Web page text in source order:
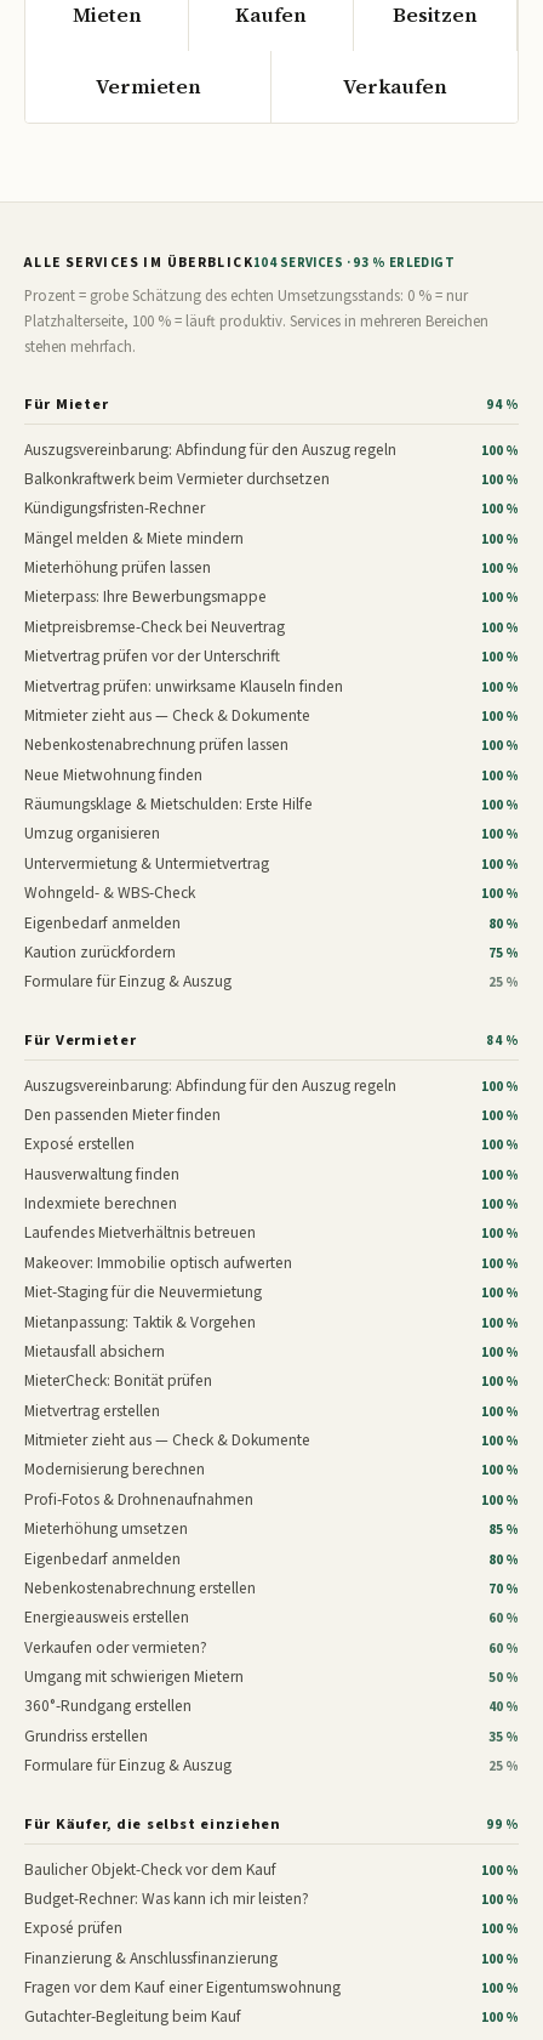
Mieten Kaufen Besitzen
Vermieten Verkaufen
ALLE SERVICES IM ÜBERBLICK104 SERVICES · 93 % ERLEDIGT
Prozent = grobe Schätzung des echten Umsetzungsstands: 0 % = nur
Platzhalterseite, 100 % = läuft produktiv. Services in mehreren Bereichen
stehen mehrfach.
Für Mieter 94 %
Auszugsvereinbarung: Abfindung für den Auszug regeln 100 %
Balkonkraftwerk beim Vermieter durchsetzen 100 %
Kündigungsfristen-Rechner 100 %
Mängel melden & Miete mindern 100 %
Mieterhöhung prüfen lassen 100 %
Mieterpass: Ihre Bewerbungsmappe 100 %
Mietpreisbremse-Check bei Neuvertrag 100 %
Mietvertrag prüfen vor der Unterschrift 100 %
Mietvertrag prüfen: unwirksame Klauseln finden 100 %
Mitmieter zieht aus — Check & Dokumente 100 %
Nebenkostenabrechnung prüfen lassen 100 %
Neue Mietwohnung finden 100 %
Räumungsklage & Mietschulden: Erste Hilfe 100 %
Umzug organisieren 100 %
Untervermietung & Untermietvertrag 100 %
Wohngeld- & WBS-Check 100 %
Eigenbedarf anmelden 80 %
Kaution zurückfordern 75 %
Formulare für Einzug & Auszug 25 %
Für Vermieter 84 %
Auszugsvereinbarung: Abfindung für den Auszug regeln 100 %
Den passenden Mieter finden 100 %
Exposé erstellen 100 %
Hausverwaltung finden 100 %
Indexmiete berechnen 100 %
Laufendes Mietverhältnis betreuen 100 %
Makeover: Immobilie optisch aufwerten 100 %
Miet-Staging für die Neuvermietung 100 %
Mietanpassung: Taktik & Vorgehen 100 %
Mietausfall absichern 100 %
MieterCheck: Bonität prüfen 100 %
Mietvertrag erstellen 100 %
Mitmieter zieht aus — Check & Dokumente 100 %
Modernisierung berechnen 100 %
Profi-Fotos & Drohnenaufnahmen 100 %
Mieterhöhung umsetzen 85 %
Eigenbedarf anmelden 80 %
Nebenkostenabrechnung erstellen 70 %
Energieausweis erstellen 60 %
Verkaufen oder vermieten? 60 %
Umgang mit schwierigen Mietern 50 %
360°-Rundgang erstellen 40 %
Grundriss erstellen 35 %
Formulare für Einzug & Auszug 25 %
Für Käufer, die selbst einziehen 99 %
Baulicher Objekt-Check vor dem Kauf 100 %
Budget-Rechner: Was kann ich mir leisten? 100 %
Exposé prüfen 100 %
Finanzierung & Anschlussfinanzierung 100 %
Fragen vor dem Kauf einer Eigentumswohnung 100 %
Gutachter-Begleitung beim Kauf 100 %